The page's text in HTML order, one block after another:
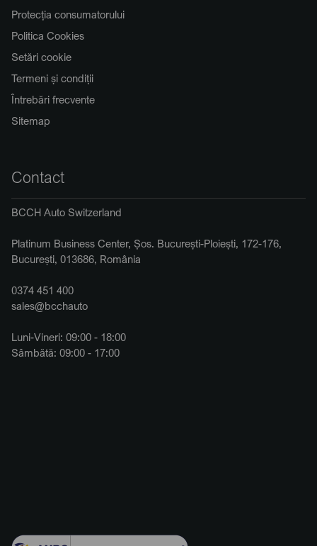
Protecția consumatorului
Politica Cookies
Setări cookie
Termeni și condiții
Întrebări frecvente
Sitemap
Contact
BCCH Auto Switzerland
Platinum Business Center, Șos. București-Ploiești, 172-176,
București, 013686, România
0374 451 400
sales@bcchauto
Luni-Vineri: 09:00 - 18:00
Sâmbătă: 09:00 - 17:00